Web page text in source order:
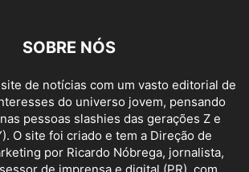
SOBRE NÓS
de notícias com um vasto editorial de
do universo jovem, pensando
pessoas slashies das gerações Z e
O site foi criado e tem a Direção de
por Ricardo Nóbrega, jornalista,